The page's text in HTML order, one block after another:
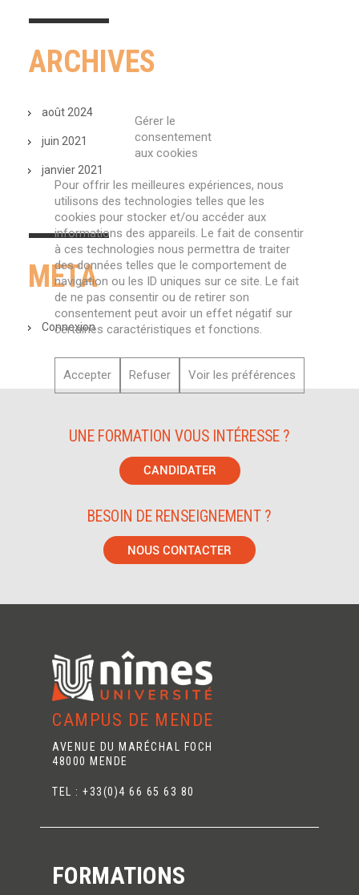
Gérer le
consentement
aux cookies
Pour offrir les meilleures expériences, nous
utilisons des technologies telles que les
cookies pour stocker et/ou accéder aux
informations des appareils. Le fait de consentir
à ces technologies nous permettra de traiter
des données telles que le comportement de
navigation ou les ID uniques sur ce site. Le fait
de ne pas consentir ou de retirer son
consentement peut avoir un effet négatif sur
certaines caractéristiques et fonctions.
Accepter Refuser Voir les préférences
ARCHIVES
août 2024
juin 2021
janvier 2021
META
Connexion
UNE FORMATION VOUS INTÉRESSE ?
CANDIDATER
BESOIN DE RENSEIGNEMENT ?
NOUS CONTACTER
CAMPUS DE MENDE
AVENUE DU MARÉCHAL FOCH
48000 MENDE
TEL : +33(0)4 66 65 63 80
FORMATIONS